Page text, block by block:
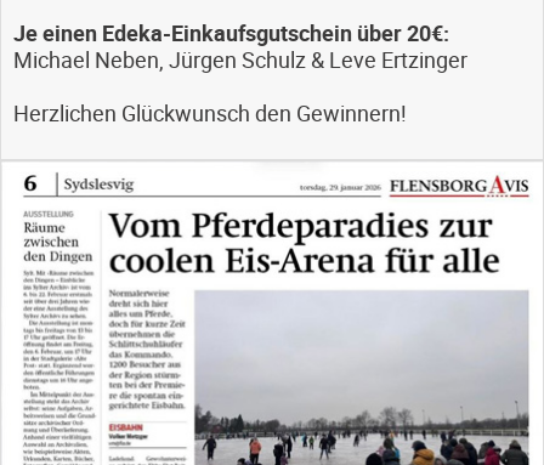
Je einen Edeka-Einkaufsgutschein über 20€:
Michael Neben, Jürgen Schulz & Leve Ertzinger
Herzlichen Glückwunsch den Gewinnern!